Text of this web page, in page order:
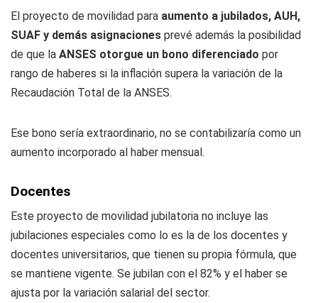
El proyecto de movilidad para aumento a jubilados, AUH,
SUAF y demás asignaciones prevé además la posibilidad
de que la ANSES otorgue un bono diferenciado por
rango de haberes si la inflación supera la variación de la
Recaudación Total de la ANSES.
Ese bono sería extraordinario, no se contabilizaría como un
aumento incorporado al haber mensual.
Docentes
Este proyecto de movilidad jubilatoria no incluye las
jubilaciones especiales como lo es la de los docentes y
docentes universitarios, que tienen su propia fórmula, que
se mantiene vigente. Se jubilan con el 82% y el haber se
ajusta por la variación salarial del sector.